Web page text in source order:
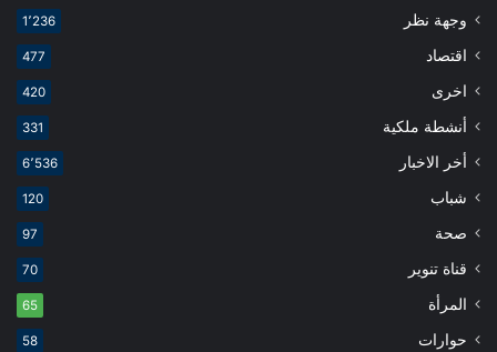
وجهة نظر 1٬236
اقتصاد 477
اخرى 420
أنشطة ملكية 331
أخر الاخبار 6٬536
شباب 120
صحة 97
قناة تنوير 70
المرأة 65
حوارات 58